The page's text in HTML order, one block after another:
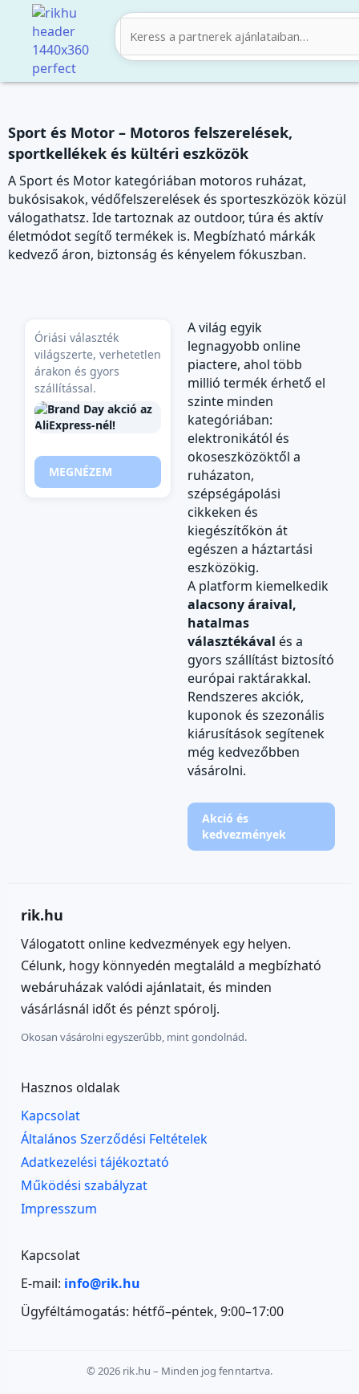
content
Sport és Motor – Motoros felszerelések,
sportkellékek és kültéri eszközök
A Sport és Motor kategóriában motoros ruházat,
bukósisakok, védőfelszerelések és sporteszközök közül
válogathatsz. Ide tartoznak az outdoor, túra és aktív
életmódot segítő termékek is. Megbízható márkák
kedvező áron, biztonság és kényelem fókuszban.
Óriási választék
világszerte, verhetetlen
árakon és gyors
szállítással.
MEGNÉZEM
A világ egyik
legnagyobb online
piactere, ahol több
millió termék érhető el
szinte minden
kategóriában:
elektronikától és
okoseszközöktől a
ruházaton,
szépségápolási
cikkeken és
kiegészítőkön át
egészen a háztartási
eszközökig.
A platform kiemelkedik
alacsony áraival,
hatalmas
választékával és a
gyors szállítást biztosító
európai raktárakkal.
Rendszeres akciók,
kuponok és szezonális
kiárusítások segítenek
még kedvezőbben
vásárolni.
Akció és
kedvezmények
rik.hu
Válogatott online kedvezmények egy helyen.
Célunk, hogy könnyedén megtaláld a megbízható
webáruházak valódi ajánlatait, és minden
vásárlásnál időt és pénzt spórolj.
Okosan vásárolni egyszerűbb, mint gondolnád.
Hasznos oldalak
Kapcsolat
Általános Szerződési Feltételek
Adatkezelési tájékoztató
Működési szabályzat
Impresszum
Kapcsolat
E-mail: info@rik.hu
Ügyféltámogatás: hétfő–péntek, 9:00–17:00
© 2026 rik.hu – Minden jog fenntartva.